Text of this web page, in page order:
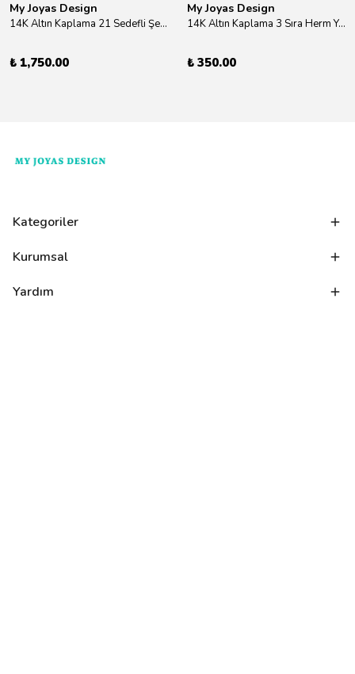
My Joyas Design
14K Altın Kaplama 21 Sedefli Şekiller Kolye 46cm
₺ 1,750.00
My Joyas Design
14K Altın Kaplama 3 Sıra Herm Yüzük Gold
₺ 350.00
Kategoriler
Kurumsal
Yardım